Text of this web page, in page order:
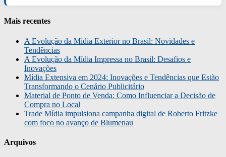
Mais recentes
A Evolução da Mídia Exterior no Brasil: Novidades e
Tendências
A Evolução da Mídia Impressa no Brasil: Desafios e
Inovações
Mídia Extensiva em 2024: Inovações e Tendências que Estão
Transformando o Cenário Publicitário
Material de Ponto de Venda: Como Influenciar a Decisão de
Compra no Local
Trade Mídia impulsiona campanha digital de Roberto Fritzke
com foco no avanço de Blumenau
Arquivos